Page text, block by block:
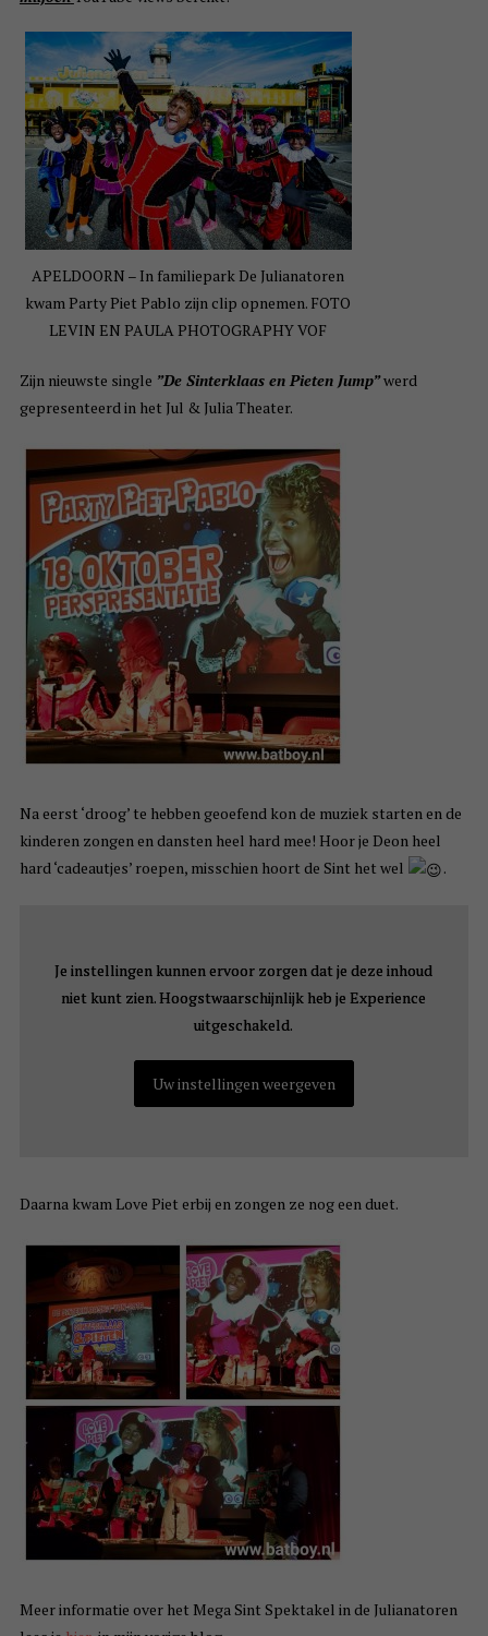
APELDOORN – In familiepark De Julianatoren
kwam Party Piet Pablo zijn clip opnemen. FOTO
LEVIN EN PAULA PHOTOGRAPHY VOF
Zijn nieuwste single ”De Sinterklaas en Pieten Jump”werd
gepresenteerd in het Jul & Julia Theater.
Na eerst ‘droog’ te hebben geoefend kon de muziek starten en de
kinderen zongen en dansten heel hard mee! Hoor je Deon heel
hard ‘cadeautjes’ roepen, misschien hoort de Sint het wel
.
Je instellingen kunnen ervoor zorgen dat je deze inhoud
niet kunt zien. Hoogstwaarschijnlijk heb je Experience
uitgeschakeld.
Uw instellingen weergeven
Je instellingen kunnen ervoor zorgen dat je deze inhoud
niet kunt zien. Hoogstwaarschijnlijk heb je Experience
uitgeschakeld.
Uw instellingen weergeven
Daarna kwam Love Piet erbij en zongen ze nog een duet.
Meer informatie over het Mega Sint Spektakel in de Julianatoren